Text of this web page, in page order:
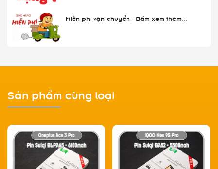
Miễn phí vận chuyển - Bấm xem thêm...
Sản phẩm cùng loại